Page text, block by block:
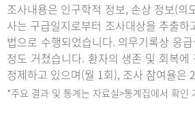
조사내용은 인구학적 정보, 손상 정보(
사는 구급일지로부터 조사대상을 추출
법으로 수행되었습니다. 의무기록상 응
정도 거쳤습니다. 환자의 생존 및 회복
정제하고 있으며(월 1회), 조사 참여율
*주요 결과 및 통계는 자료실>통계집에서 확인